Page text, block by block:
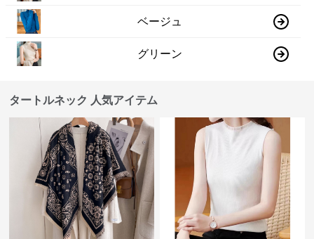
ベージュ
グリーン
タートルネック 人気アイテム